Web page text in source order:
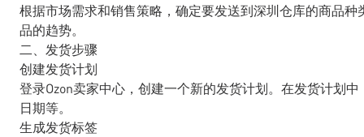
根据市场需求和销售策略，确定要发送到深圳仓库的商品
品的趋势。
二、发货步骤
创建发货计划
登录Ozon卖家中心，创建一个新的发货计划。在发货计划
日期等。
生成发货标签